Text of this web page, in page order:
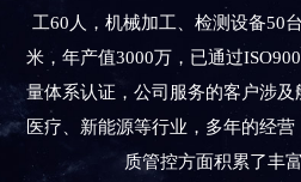
工60人，机械加工、检测设备50
米，年产值3000万，已通过
量体系认证，公司服务的客户涉及
医疗、新能源等行业，多年的经
质管控方面积累了丰